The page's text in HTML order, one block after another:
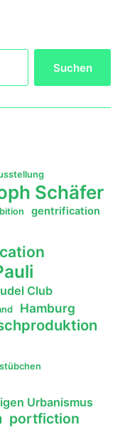
Schäfer
gentrification
Club
Hamburg
Urbanismus
portfiction